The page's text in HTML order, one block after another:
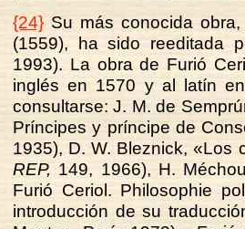
{24} Su más conocida
(1559), ha sido reeditada
1993). La obra de Furió
inglés en 1570 y al latín
consultarse: J. M. de
Príncipes y príncipe de
1935), D. W. Bleznick, «Los
REP, 149, 1966), H.
Furió Ceriol. Philosophie
introducción de su